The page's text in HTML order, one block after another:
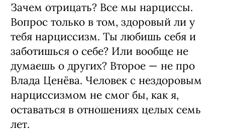
Зачем отрицать? Все мы нарциссы.
Вопрос только в том, здоровый ли у
тебя нарциссизм. Ты любишь себя и
заботишься о себе? Или вообще не
думаешь о других? Второе — не про
Влада Ценёва. Человек с нездоровым
нарциссизмом не смог бы, как я,
оставаться в отношениях целых семь
лет.